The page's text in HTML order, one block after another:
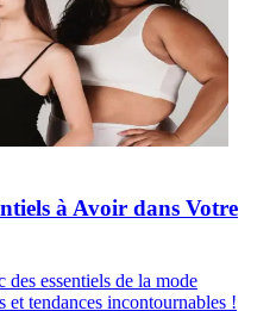
à Avoir dans Votre
essentiels de la mode
tendances incontournables !